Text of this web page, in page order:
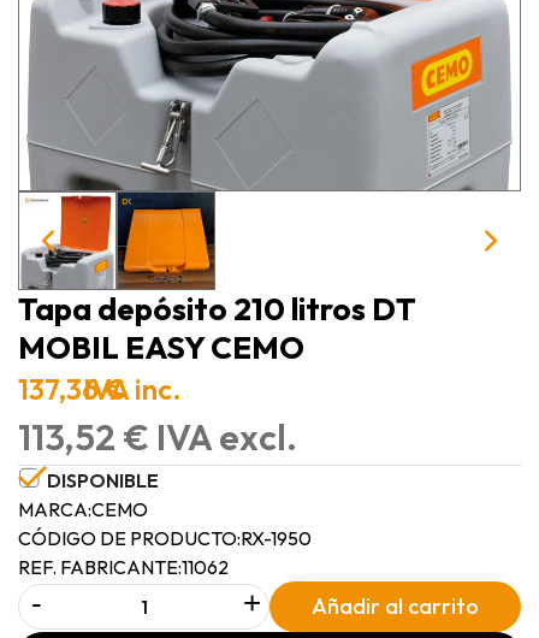
Tapa depósito 210 litros DT
MOBIL EASY CEMO
137,36 €IVA inc.
113,52 € IVA excl.
DISPONIBLE
MARCA:CEMO
CÓDIGO DE PRODUCTO:RX-1950
REF. FABRICANTE:11062
- + Añadir al carrito